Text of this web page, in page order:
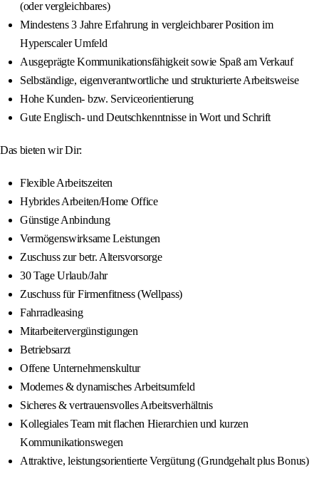
(oder vergleichbares)
Mindestens 3 Jahre Erfahrung in vergleichbarer Position im
Hyperscaler Umfeld
Ausgeprägte Kommunikationsfähigkeit sowie Spaß am Verkauf
Selbständige, eigenverantwortliche und strukturierte Arbeitsweise
Hohe Kunden- bzw. Serviceorientierung
Gute Englisch- und Deutschkenntnisse in Wort und Schrift
Das bieten wir Dir:
Flexible Arbeitszeiten
Hybrides Arbeiten/Home Office
Günstige Anbindung
Vermögenswirksame Leistungen
Zuschuss zur betr. Altersvorsorge
30 Tage Urlaub/Jahr
Zuschuss für Firmenfitness (Wellpass)
Fahrradleasing
Mitarbeitervergünstigungen
Betriebsarzt
Offene Unternehmenskultur
Modernes & dynamisches Arbeitsumfeld
Sicheres & vertrauensvolles Arbeitsverhältnis
Kollegiales Team mit flachen Hierarchien und kurzen
Kommunikationswegen
Attraktive, leistungsorientierte Vergütung (Grundgehalt plus Bonus)